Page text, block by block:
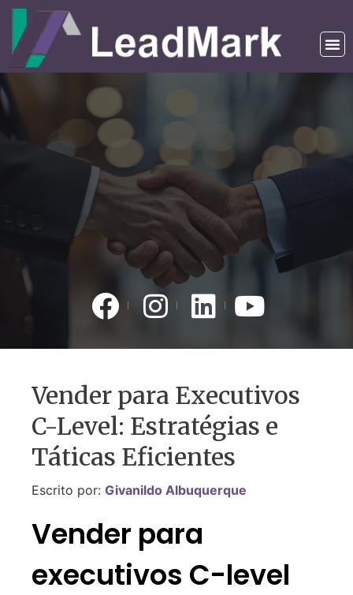
Vender para Executivos
C-Level: Estratégias e
Táticas Eficientes
Escrito por: Givanildo Albuquerque
Vender para
executivos C-level